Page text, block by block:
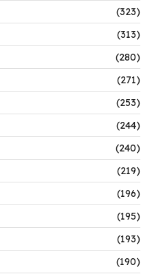
(323)
(313)
(280)
(271)
(253)
(244)
(240)
(219)
(196)
(195)
(193)
(190)